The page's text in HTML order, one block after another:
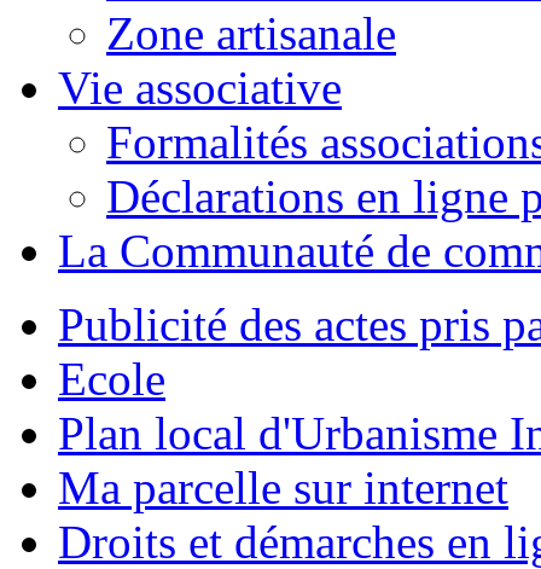
Zone artisanale
Vie associative
Formalités
Déclarations en ligne
La Communauté de
Publicité des actes pris
Ecole
Plan local d'Urbanisme
Ma parcelle sur internet
Droits et démarches en